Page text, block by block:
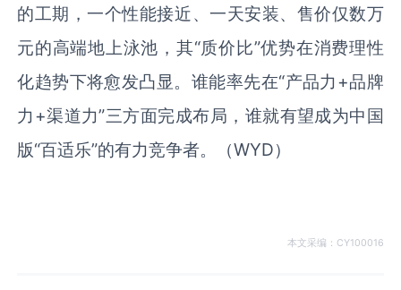
的工期，一个性能接近、一天安装、售价仅数万
元的高端地上泳池，其“质价比”优势在消费理性
化趋势下将愈发凸显。谁能率先在“产品力+品牌
力+渠道力”三方面完成布局，谁就有望成为中国
版“百适乐”的有力竞争者。（WYD）
本文采编：CY100016